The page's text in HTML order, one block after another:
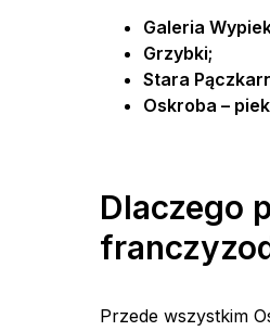
Galeria
Grzybki;
Stara
Oskroba –
Dlaczego
Przede wszystkim